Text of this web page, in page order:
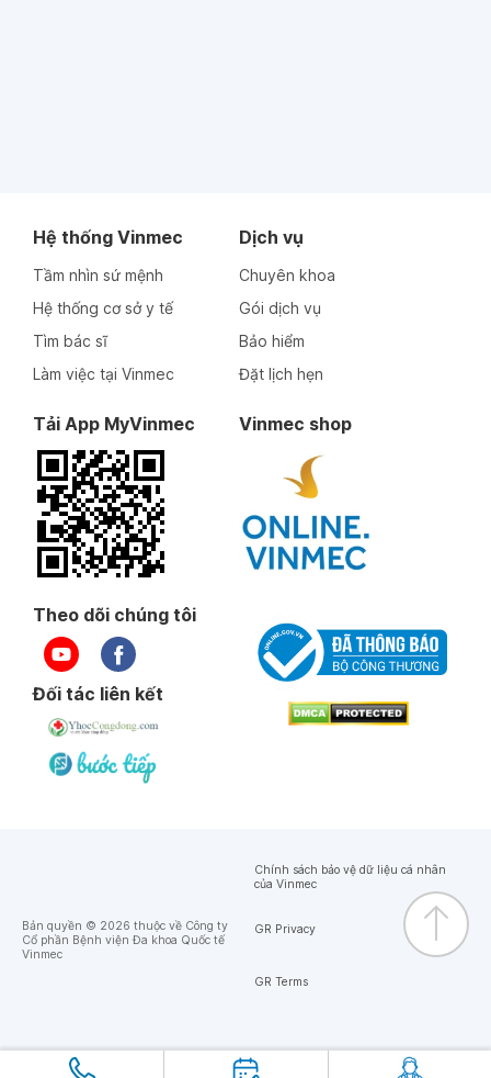
Hệ thống Vinmec
Tầm nhìn sứ mệnh
Hệ thống cơ sở y tế
Tìm bác sĩ
Làm việc tại Vinmec
Dịch vụ
Chuyên khoa
Gói dịch vụ
Bảo hiểm
Đặt lịch hẹn
Tải App MyVinmec Vinmec shop
Theo dõi chúng tôi
Đối tác liên kết
Bản quyền © 2026 thuộc về Công ty
Cổ phần Bệnh viện Đa khoa Quốc tế
Vinmec
Chính sách bảo vệ dữ liệu cá nhân
của Vinmec
GR Privacy
GR Terms